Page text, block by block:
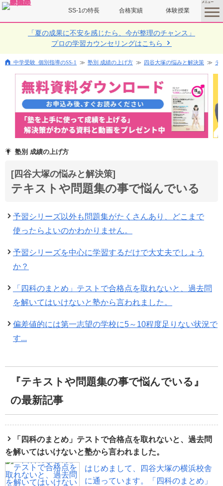
体験授業
合格実績
SS-1の特長
toggle
menu
「夏の成果に不安を感じたら、今が整理のチャンス」
プロの学習カウンセリングはこちら
中学受験 個別指導のSS-1 塾別 成績の上げ方 四谷大塚の悩みと解決策 テ
塾別 成績の上げ方
[四谷大塚の悩みと解決策]
テキストや問題集の事で悩んでいる
予習シリーズ以外も問題集がたくさんあり、どこまで
使ったらよいのかわかりません。
予習シリーズを中心に学習するだけで大丈夫でしょう
か？
「四科のまとめ」テストで合格点を取れないと、過去問
を解いてはいけないと塾から言われました。
偏差値的には第一志望の学校に5～10程度足りない状況で
す...
『テキストや問題集の事で悩んでいる』
の最新記事
「四科のまとめ」テストで合格点を取れないと、過去問
を解いてはいけないと塾から言われました。
はじめまして、四谷大塚の横浜校舎
に通っています。「四科のまとめ」